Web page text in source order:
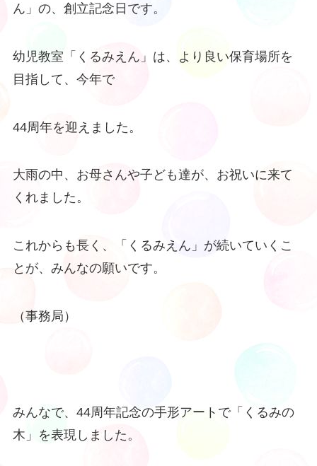
ん」の、創立記念日です。
幼児教室「くるみえん」は、より良い保育場所を
目指して、今年で
44周年を迎えました。
大雨の中、お母さんや子ども達が、お祝いに来て
くれました。
これからも長く、「くるみえん」が続いていくこ
とが、みんなの願いです。
（事務局）
みんなで、44周年記念の手形アートで「くるみの
木」を表現しました。